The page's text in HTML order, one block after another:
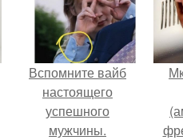
Вспомните вайб
настоящего
успешного
мужчины.